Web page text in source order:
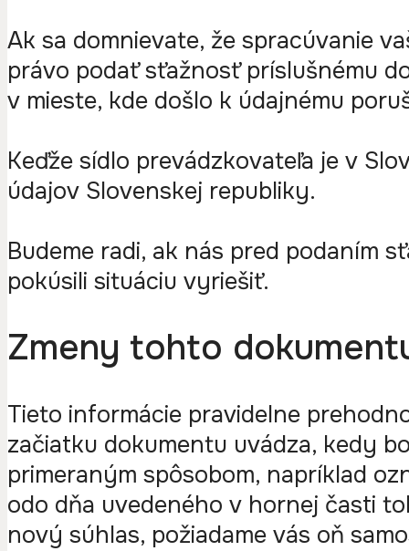
Ak sa domnievate, že spracúvanie
právo podať sťažnosť príslušnému
v mieste, kde došlo k údajnému
Keďže sídlo prevádzkovateľa je v
údajov Slovenskej republiky.
Budeme radi, ak nás pred podaním
pokúsili situáciu vyriešiť.
Zmeny tohto
Tieto informácie pravidelne
začiatku dokumentu uvádza, kedy
primeraným spôsobom, napríklad
odo dňa uvedeného v hornej časti
nový súhlas, požiadame vás oň